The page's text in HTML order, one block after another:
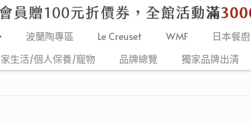
波蘭陶專區 Le Creuset WMF 日本餐廚
生活/個人保養/寵物 品牌總覽 獨家品牌出清